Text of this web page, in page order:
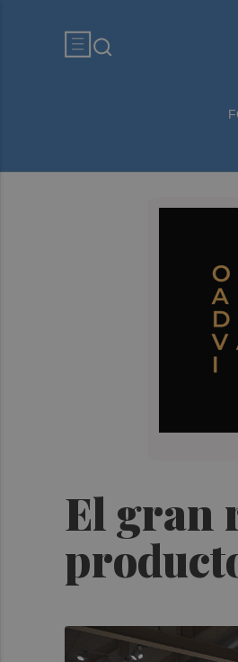
El gran